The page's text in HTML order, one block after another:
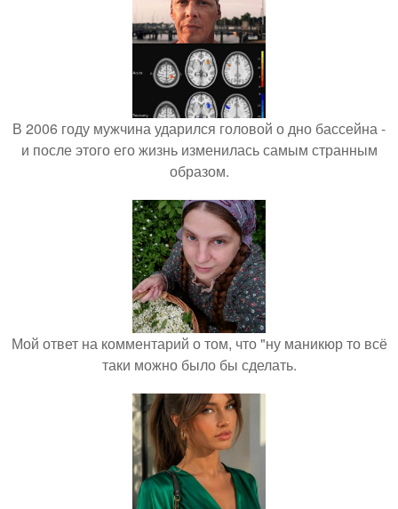
В 2006 году мужчина ударился головой о дно бассейна -
и после этого его жизнь изменилась самым странным
образом.
Мой ответ на комментарий о том, что "ну маникюр то всё
таки можно было бы сделать.